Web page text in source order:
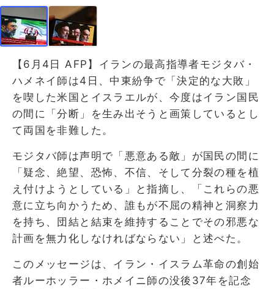
【6月4日 AFP】イランの最高指導者モジタバ・
ハメネイ師は4日、中東紛争で「決定的な大敗」
を喫した米国とイスラエルが、今度はイラン国民
の間に「分断」を生み出そうと画策しているとし
て両国を非難した。
モジタバ師は声明で「悪意ある敵」が国民の間に
「疑念、絶望、恐怖、不信、そして分裂の種を植
え付けようとしている」と指摘し、「これらの悪
意に立ち向かうため、誰もが不屈の精神と洞察力
を持ち、団結と結束を維持することでその邪悪な
計画を無力化しなければならない」と述べた。
このメッセージは、イラン・イスラム革命の創始
者ルーホッラー・ホメイニ師の没後37年を記念